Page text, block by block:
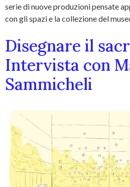
serie di nuove produzioni pensate
con gli spazi e la collezione del
Disegnare il
Intervista con
Sammicheli